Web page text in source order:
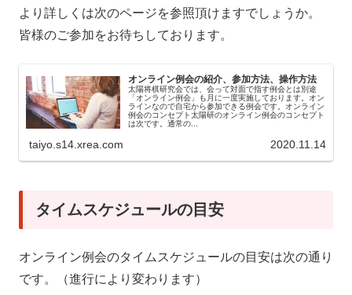
より詳しくは次のページを参照頂けますでしょうか。
皆様のご参加をお待ちしております。
オンライン例会の紹介、参加方法、操作方法
太陽将棋研究会では、会って対面で指す例会とは別途
「オンライン例会」も月に一度実施しております。オン
ラインなので自宅から参加できる例会です。オンライン
例会のコンセプト太陽研のオンライン例会のコンセプト
は次です。通常の...
taiyo.s14.xrea.com 2020.11.14
タイムスケジュールの目安
オンライン例会のタイムスケジュールの目安は次の通り
です。（進行により変わります）